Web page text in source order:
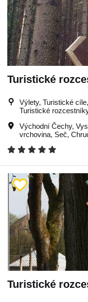
Turistické
Výlety, Turistické
Turistické
Východní Čechy,
vrchovina, Seč,
Turistické